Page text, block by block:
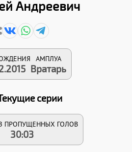
Андреевич
АМПЛУА
Вратарь
серии
ПРОПУЩЕННЫХ ГОЛОВ
30:03